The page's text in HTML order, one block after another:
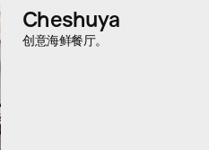
Cheshuya
创意海鲜餐厅。